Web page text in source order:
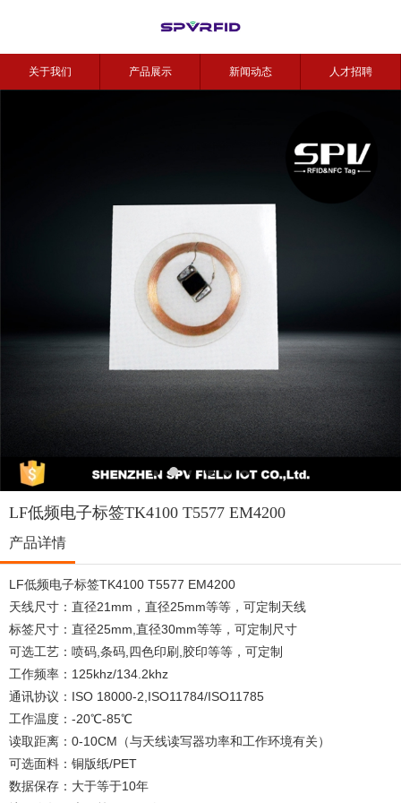
关于我们 产品展示 新闻动态 人才招聘
LF低频电子标签TK4100 T5577 EM4200
产品详情
LF低频电子标签TK4100 T5577 EM4200
天线尺寸：直径21mm，直径25mm等等，可定制天线
标签尺寸：直径25mm,直径30mm等等，可定制尺寸
可选工艺：喷码,条码,四色印刷,胶印等等，可定制
工作频率：125khz/134.2khz
通讯协议：ISO 18000-2,ISO11784/ISO11785
工作温度：-20℃-85℃
读取距离：0-10CM（与天线读写器功率和工作环境有关）
可选面料：铜版纸/PET
数据保存：大于等于10年